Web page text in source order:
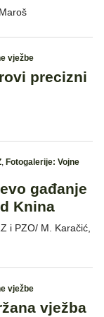
vježbe
precizni
, Fotogalerije: Vojne
gađanje
Knina
i PZO/ M. Karačić,
vježbe
vježba